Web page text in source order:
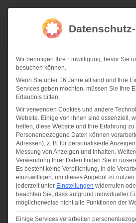
11-20 | GEMEINSAM MIT HAUSMANN
Wir benötigen Ihre Einwilligung, bevor Sie
besuchen können.
Wenn Sie unter 16 Jahre alt sind und Ihre
Services geben möchten, müssen Sie Ihre
Erlaubnis bitten.
Wir verwenden Cookies und andere
Website. Einige von ihnen sind essenziell,
helfen, diese Website und Ihre Erfahrung
Personenbezogene Daten können
Adressen), z. B. für personalisierte
Messung von Anzeigen und Inhalten.
Verwendung Ihrer Daten finden Sie in
Es besteht keine Verpflichtung, in die
einzuwilligen, um dieses Angebot zu nutzen.
jederzeit unter Einstellungen widerrufen
beachten Sie, dass aufgrund individueller
möglicherweise nicht alle Funktionen der
Einige Services verarbeiten